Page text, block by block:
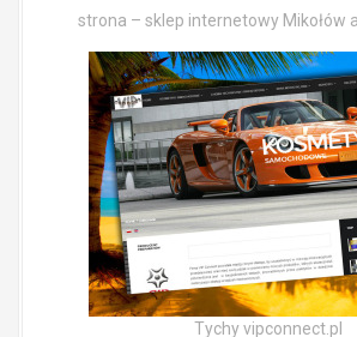
strona – sklep internetowy Mikołów
Tychy vipconnect.pl